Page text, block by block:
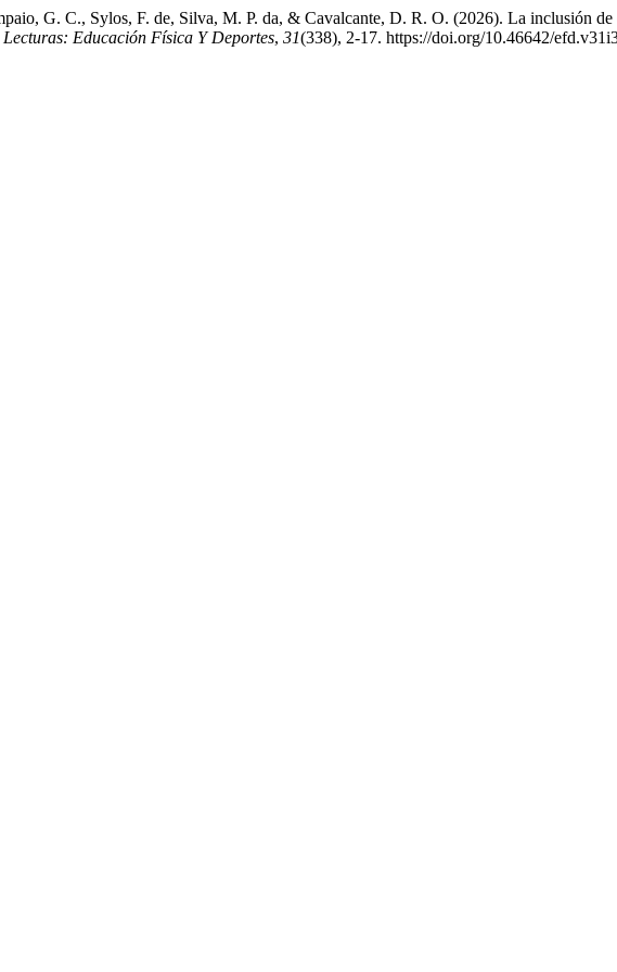
G. C., Sylos, F. de, Silva, M. P. da, & Cavalcante, D. R. O. (2026). La inclusión de
Lecturas: Educación Física Y Deportes, 31(338), 2-17. https://doi.org/10.46642/